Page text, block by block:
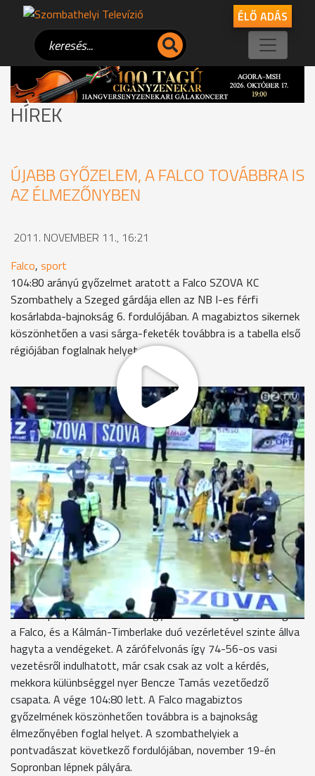
ÉLŐ ADÁS
HÍREK
ÚJABB GYŐZELEM, A FALCO TOVÁBBRA IS
AZ ÉLMEZŐNYBEN
2011. NOVEMBER 11., 16:21
Falco, sport
104:80 arányú győzelmet aratott a Falco SZOVA KC
Szombathely a Szeged gárdája ellen az NB I-es férfi
kosárlabda-bajnokság 6. fordulójában. A magabiztos sikernek
köszönhetően a vasi sárga-feketék továbbra is a tabella első
régiójában foglalnak helyet.
Több mint kétezer néző előtt fogadta az Aréna Savariában a
bajnokság élcsoportjában tanyázó Falco a középmezőnyhöz
tartozó Szeged csapatát. Nagy meglepetésre a derbi elején
tartotta a lépést a hazaiakkal a Tisza-parti együttes:
Djukicséknak szinte minden hazai találatra volt válaszuk. Az
első negyed végén aztán megrázta magát a vasi gárda és a
dudaszó pillanatában már több mint tíz ponttal jártak előrébb
Kálmánék. A második etapban azonban porszem került a Falco
gépezetébe és ahelyett, hogy tovább növelték volna
előnyüket, hagyták felzárkózni az ellenfelet. A nagyszünetre
hét pontos vasi vezetésnél vonulhattak a küzdő felek, azaz
húsz percnyi játék után teljesen nyílt maradt a mérkőzés. A
térfélcserét követően egy darabig még folytatódott a nagy
adok-kapok, ám a harmadik negyed derekán megrázta magát
a Falco, és a Kálmán-Timberlake duó vezérletével szinte állva
hagyta a vendégeket. A zárófelvonás így 74-56-os vasi
vezetésről indulhatott, már csak csak az volt a kérdés,
mekkora külünbséggel nyer Bencze Tamás vezetőedző
csapata. A vége 104:80 lett. A Falco magabiztos
győzelmének köszönhetően továbbra is a bajnokság
élmezőnyében foglal helyet. A szombathelyiek a
pontvadászat következő fordulójában, november 19-én
Sopronban lépnek pályára.